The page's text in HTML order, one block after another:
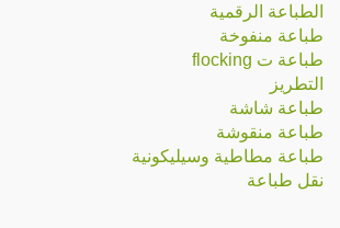
الطباعة الرقمية
طباعة منفوخة
طباعة ت flocking
التطريز
طباعة شاشة
طباعة منقوشة
طباعة مطاطية وسيليكونية
نقل طباعة